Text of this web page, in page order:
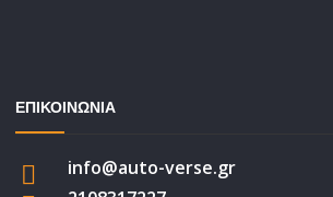
ΕΠΙΚΟΙΝΩΝΙΑ
info@auto-verse.gr